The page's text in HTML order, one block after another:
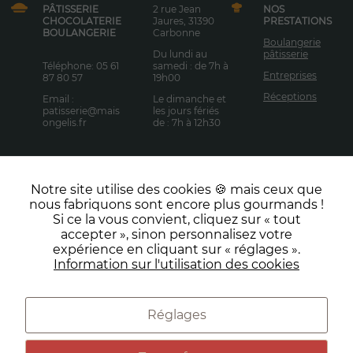
PÂTISSERIE
CHOCOLATERIE
BOULANGERIE
Téléphone: 05 61
87 80 57
Email :
patisserie@mais
ongelis.fr
2 rue Jean
Jaures, 31390
Carbonne
Du lundi au
samedi : de 7h à
19h00
Le dimanche et
les jours fériés
de : 7h à 12h30
NOS
PRESTATIONS
Boulangerie
pâtisserie
Entreprises
Réceptions
NOUS
CONTACTE
Facebook Instagram
LinkedIn TikTok
Préférences de cookies Conditions générales de vente
Notre site utilise des cookies 🍪 mais ceux que
nous fabriquons sont encore plus gourmands !
Si ce la vous convient, cliquez sur « tout
accepter », sinon personnalisez votre
expérience en cliquant sur « réglages ».
Information sur l'utilisation des cookies
Réglages
fonction des
usages.
Experience
fournir la
meilleure
refusez ces
cookies,
certaines
fonctionnalités
pourraient ne
pas vous être
Marketing